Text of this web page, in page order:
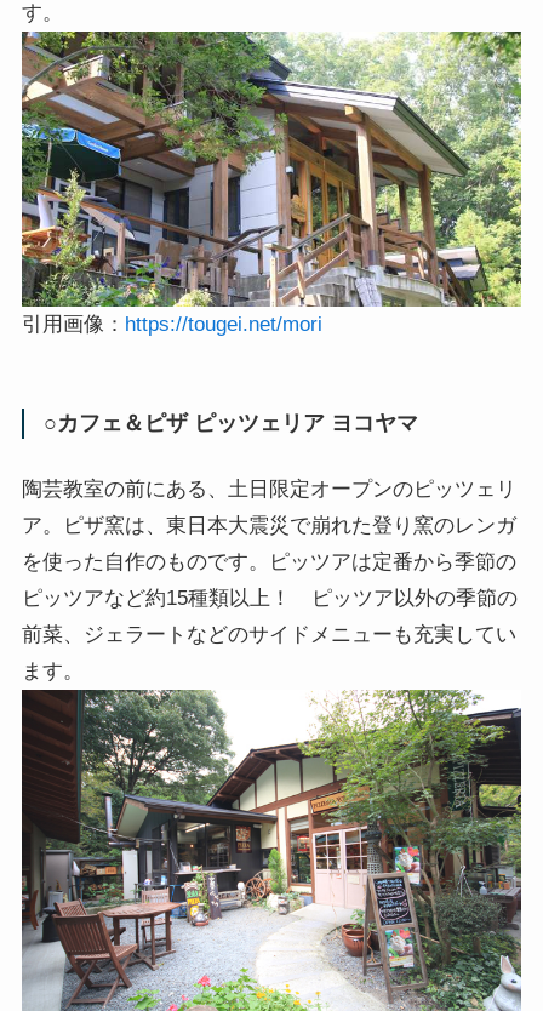
す。
引用画像： https://tougei.net/mori
○カフェ＆ピザ ピッツェリア ヨコヤマ
陶芸教室の前にある、土日限定オープンのピッツェリ
ア。ピザ窯は、東日本大震災で崩れた登り窯のレンガ
を使った自作のものです。ピッツアは定番から季節の
ピッツアなど約15種類以上！ ピッツア以外の季節の
前菜、ジェラートなどのサイドメニューも充実してい
ます。